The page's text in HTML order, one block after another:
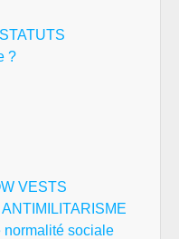
?
VESTS
normalité sociale